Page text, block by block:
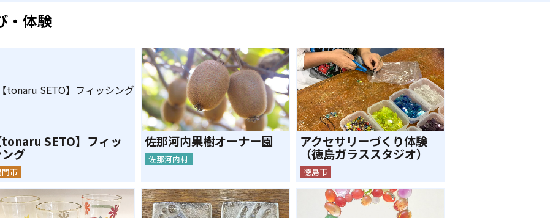
・体験
tonaru SETO】フィッ
グ
市
佐那河内果樹オーナー園
佐那河内村
アクセサリーづくり体験
（徳島ガラススタジオ）
徳島市